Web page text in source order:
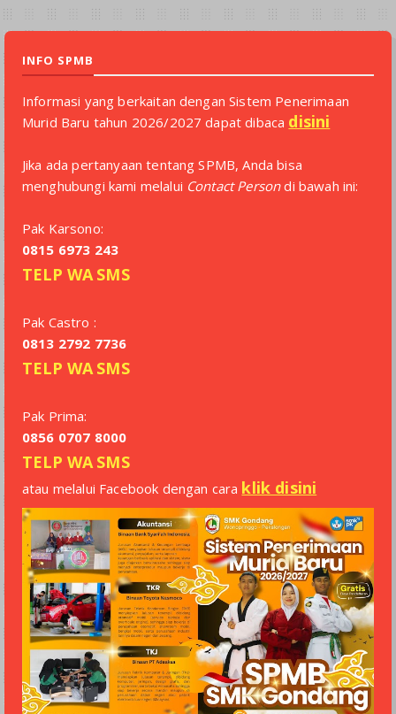
INFO SPMB
Informasi yang berkaitan dengan Sistem Penerimaan
Murid Baru tahun 2026/2027 dapat dibaca disini
Jika ada pertanyaan tentang SPMB, Anda bisa
menghubungi kami melalui Contact Persondi bawah ini:
Pak Karsono:
0815 6973 243
TELP WA SMS
Pak Castro :
0813 2792 7736
TELP WA SMS
Pak Prima:
0856 0707 8000
TELP WA SMS
atau melalui Facebook dengan cara klik disini